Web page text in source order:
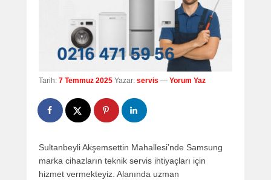
Tarih: 7 Temmuz 2025 Yazar: servis — Yorum Yaz
Sultanbeyli Akşemsettin Mahallesi’nde Samsung
marka cihazların teknik servis ihtiyaçları için
hizmet vermekteyiz. Alanında uzman